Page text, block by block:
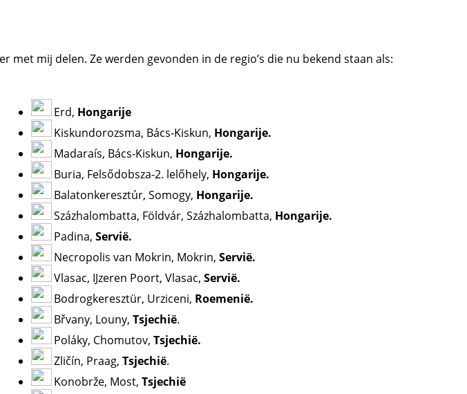
mij delen. Ze werden gevonden in de regio’s die nu bekend staan ​​als:
Erd, Hongarije
Kiskundorozsma, Bács-Kiskun, Hongarije.
Madaraís, Bács-Kiskun, Hongarije.
Buria, Felsődobsza-2. lelőhely, Hongarije.
Balatonkeresztúr, Somogy, Hongarije.
Százhalombatta, Földvár, Százhalombatta, Hongarije.
Padina, Servië.
Necropolis van Mokrin, Mokrin, Servië.
Vlasac, IJzeren Poort, Vlasac, Servië.
Bodrogkeresztür, Urziceni, Roemenië.
Břvany, Louny, Tsjechië.
Poláky, Chomutov, Tsjechië.
Zličín, Praag, Tsjechië.
Konobrže, Most, Tsjechië